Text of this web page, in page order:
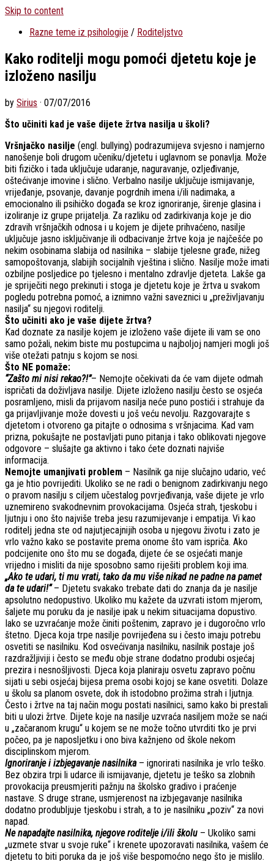
Skip to content
Razne teme iz psihologije / Roditeljstvo
Kako roditelji mogu pomoći djetetu koje je
izloženo nasilju
by Sirius · 07/07/2016
Što učiniti kad je vaše dijete žrtva nasilja u školi?
Vršnjačko nasilje (engl. bullying) podrazumijeva svjesno i namjerno
nanošenje boli drugom učeniku/djetetu i uglavnom se ponavlja. Može
biti fizičko i tada uključuje udaranje, naguravanje, ozljeđivanje,
oštećivanje imovine i slično. Verbalno nasilje uključuje ismijavanje,
vrijeđanje, psovanje, davanje pogrdnih imena i/ili nadimaka, a
emocionalno ili psihičko događa se kroz ignoriranje, širenje glasina i
izoliranje iz grupe prijatelja. Za razliku od zadirkivanja koje je dio
zdravih vršnjačkih odnosa i u kojem je dijete prihvaćeno, nasilje
uključuje jasno isključivanje ili odbacivanje žrtve koja je najčešće po
nekim osobinama slabija od nasilnika – slabije tjelesne građe, nižeg
samopoštovanja, slabijih socijalnih vještina i slično. Nasilje može imati
ozbiljne posljedice po tjelesno i mentalno zdravlje djeteta. Lakše ga
je spriječiti nego prekinuti i stoga je djetetu koje je žrtva u svakom
pogledu potrebna pomoć, a iznimno važni saveznici u „preživljavanju
nasilja“ su njegovi roditelji.
Što učiniti ako je vaše dijete žrtva?
Kad doznate za nasilje kojem je izloženo vaše dijete ili vam se ono
samo požali, nekim biste mu postupcima u najboljoj namjeri mogli još
više otežati patnju s kojom se nosi.
Što NE pomaže:
“Zašto mi nisi rekao?!”– Nemojte očekivati da će vam dijete odmah
ispričati da doživljava nasilje. Dijete izloženo nasilju često se osjeća
posramljeno, misli da prijavom nasilja neće puno postići i strahuje da
ga prijavljivanje može dovesti u još veću nevolju. Razgovarajte s
djetetom i otvoreno ga pitajte o odnosima s vršnjacima. Kad vam
prizna, pokušajte ne postavljati puno pitanja i tako oblikovati njegove
odgovore – slušajte ga aktivno i tako ćete doznati najviše
informacija.
Nemojte umanjivati problem – Nasilnik ga nije slučajno udario, već
ga je htio povrijediti. Ukoliko se ne radi o benignom zadirkivanju nego
o pravom nasilju s ciljem učestalog povrjeđivanja, vaše dijete je vrlo
uznemireno svakodnevnim provokacijama. Osjeća strah, tjeskobu i
ljutnju i ono što najviše treba jesu razumijevanje i empatija. Vi kao
roditelj jedna ste od najutjecajnijih osoba u njegovu životu i zato je
vrlo važno kako se postavite prema onome što vam ispriča. Ako
podcijenite ono što mu se događa, dijete će se osjećati manje
vrijedno i misliti da nije sposobno samo riješiti problem koji ima.
„Ako te udari, ti mu vrati, tako da mu više nikad ne padne na pamet
da te udari!“– Djetetu svakako trebate dati do znanja da je nasilje
apsolutno nedopustivo. Ukoliko mu kažete da uzvrati istom mjerom,
šaljete mu poruku da je nasilje ipak u nekim situacijama dopustivo.
Iako se uzvraćanje može činiti poštenim, zapravo je i dugoročno vrlo
štetno. Djeca koja trpe nasilje povrijeđena su i često imaju potrebu
osvetiti se nasilniku. Kod osvećivanja nasilniku, nasilnik postaje još
razdražljiviji i često se među obje strane dodatno produbi osjećaj
prezira i nesnošljivosti. Djeca koja planiraju osvetu zapravo počnu
sijati u sebi osjećaj bijesa prema osobi kojoj se kane osvetiti. Dolaze
u školu sa planom osvete, dok ih istodobno prožima strah i ljutnja.
Često i žrtve na taj način mogu postati nasilnici, samo kako bi prestali
biti u ulozi žrtve. Dijete koje na nasilje uzvraća nasiljem može se naći
u „začaranom krugu“ u kojem se ne može točno utvrditi tko je prvi
počeo, pa je naposljetku i ono biva kažnjeno od škole nekom
disciplinskom mjerom.
Ignoriranje i izbjegavanje nasilnika– ignorirati nasilnika je vrlo teško.
Bez obzira trpi li udarce ili ismijavanje, djetetu je teško sa zlobnih
provokacija preusmjeriti pažnju na školsko gradivo i praćenje
nastave. S druge strane, usmjerenost na izbjegavanje nasilnika
dodatno produbljuje tjeskobu i strah, a to je nasilniku „poziv“ za novi
napad.
Ne napadajte nasilnika, njegove roditelje i/ili školu – Ukoliko sami
„uzmete stvar u svoje ruke“ i krenete upozoravati nasilnika, vašem će
djetetu to biti poruka da je još više bespomoćno nego što je mislilo.